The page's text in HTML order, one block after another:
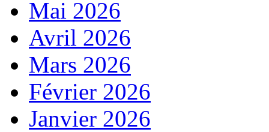
Mai 2026
Avril 2026
Mars 2026
Février 2026
Janvier 2026